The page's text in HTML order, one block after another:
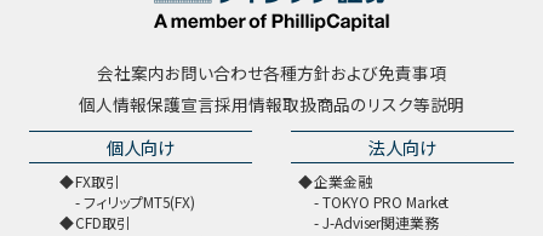
会社案内お問い合わせ各種方針および免責事項
個人情報保護宣言採用情報取扱商品のリスク等説明
個人向け
FX取引
フィリップMT5(FX)
CFD取引
法人向け
企業金融
TOKYO PRO Market
J-Adviser関連業務